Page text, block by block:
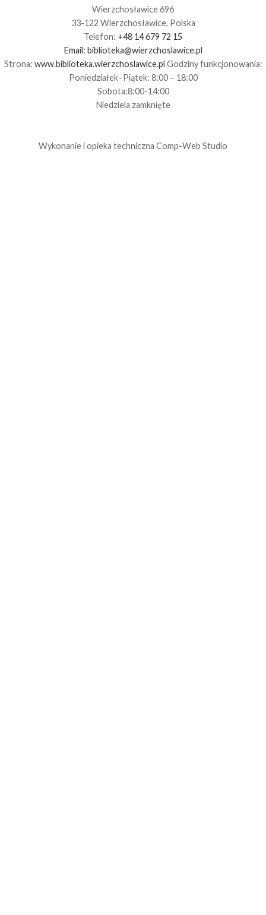
Wierzchosławice 696
33-122 Wierzchosławice, Polska
Telefon: +48 14 679 72 15
Email: biblioteka@wierzchoslawice.pl
Strona: www.biblioteka.wierzchoslawice.pl Godziny funkcjonowania:
Poniedziałek–Piątek: 8:00 – 18:00
Sobota:8:00-14:00
Niedziela zamknięte
Wykonanie i opieka techniczna Comp-Web Studio